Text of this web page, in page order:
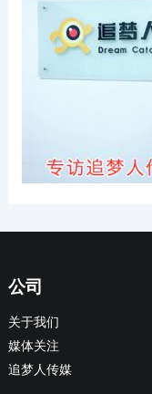
公司
关于我们
媒体关注
追梦人传媒